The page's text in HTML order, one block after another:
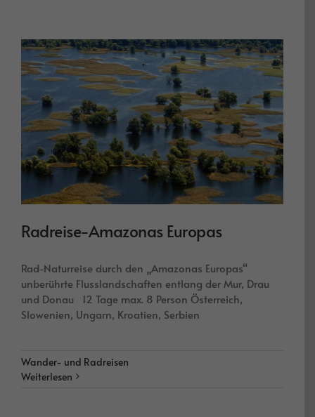
Radreise-Amazonas Europas
Rad-Naturreise durch den „Amazonas Europas“
unberührte Flusslandschaften entlang der Mur, Drau
und Donau 12 Tage max. 8 Person Österreich,
Slowenien, Ungarn, Kroatien, Serbien
Wander- und Radreisen
Weiterlesen